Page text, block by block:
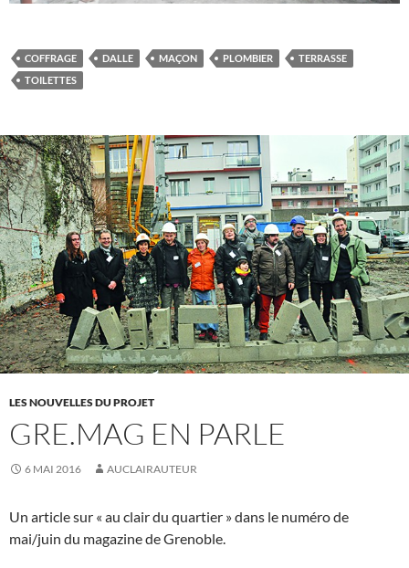
COFFRAGE DALLE MAÇON PLOMBIER
TERRASSE
TOILETTES
LES NOUVELLES DU PROJET
GRE.MAG EN PARLE
6 MAI 2016 AUCLAIRAUTEUR
Un article sur « au clair du quartier » dans le numéro de
mai/juin du magazine de Grenoble.